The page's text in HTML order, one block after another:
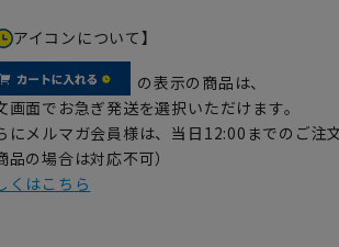
アイコンについて】
の表示の商品は、
画面でお急ぎ発送を選択いただけます。
にメルマガ会員様は、当日12:00までのご注
品の場合は対応不可）
くはこちら